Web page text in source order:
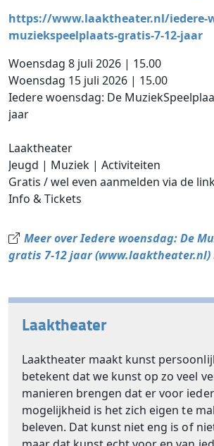
https://www.laaktheater.nl/iedere-
muziekspeelplaats-gratis-7-12-jaar
Woensdag 8 juli 2026 | 15.00
Woensdag 15 juli 2026 | 15.00
Iedere woensdag: De
jaar
Laaktheater
Jeugd | Muziek | Activiteiten
Gratis / wel even aanmelden via de
Info & Tickets
Meer over Iedere woensdag: De
gratis 7-12 jaar (www.laaktheater.nl)
Laaktheater
Laaktheater maakt kunst
betekent dat we kunst op zo veel
manieren brengen dat er voor
mogelijkheid is het zich eigen te
beleven. Dat kunst niet eng is of